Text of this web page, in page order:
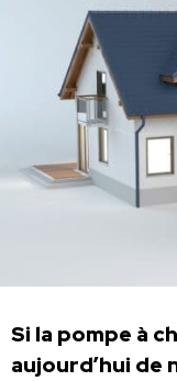
Si la pompe à
aujourd’hui de